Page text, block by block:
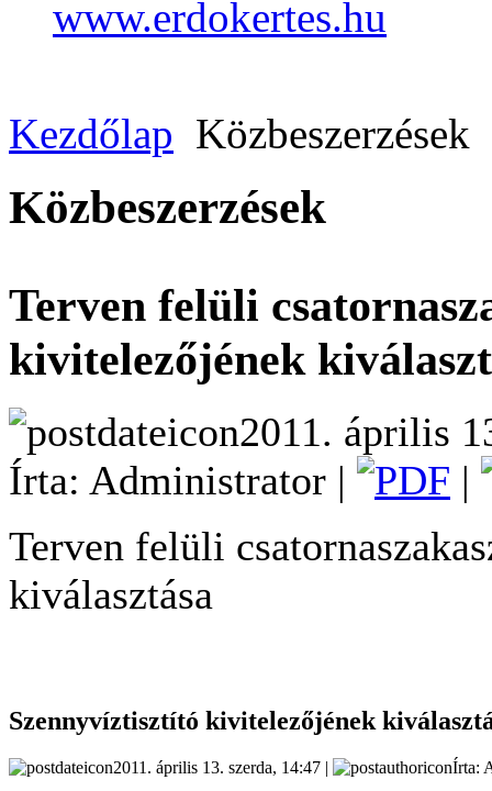
www.erdokertes.hu
Kezdőlap Közbeszerzések
Közbeszerzések
Terven felüli
kivitelezőjének
2011. április
Írta: Administrator |
|
Terven felüli
kiválasztása
Szennyvíztisztító kivitelezőjének
2011. április 13. szerda, 14:47 | Írta: